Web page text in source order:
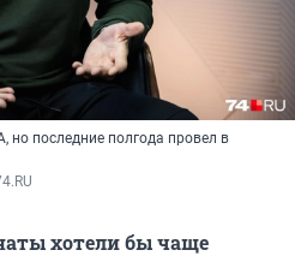
но последние полгода провел в
хотели бы чаще